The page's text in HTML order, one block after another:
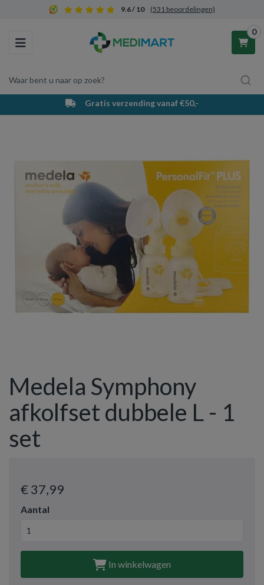
9.6 / 10 (531 beoordelingen)
Toggle navigation
Waar bent u naar op zoek?
0
Winkelwagen
Uw winkelwagen is leeg.
Vul hem met producten.
Gratis verzending vanaf €50,-
Medela Symphony
afkolfset dubbele L - 1
set
€ 37,99
Aantal
In winkelwagen